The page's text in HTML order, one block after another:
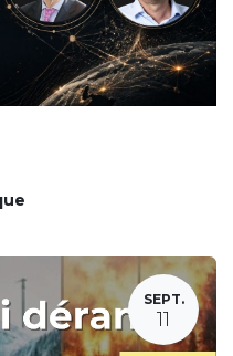
SEPT.
11